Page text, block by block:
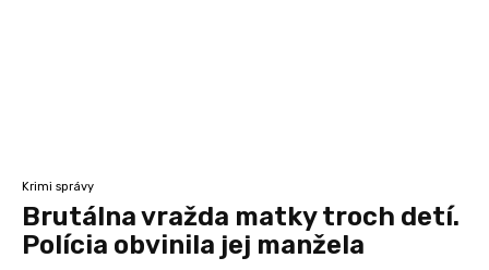
Krimi správy
Brutálna vražda matky troch detí.
Polícia obvinila jej manžela